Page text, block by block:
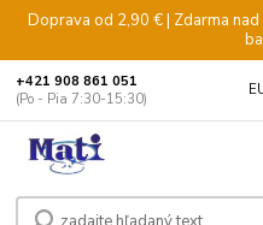
Doprava od 2,90 € | Zdarma
+421 908 861 051
(Po - Pia 7:30-15:30)